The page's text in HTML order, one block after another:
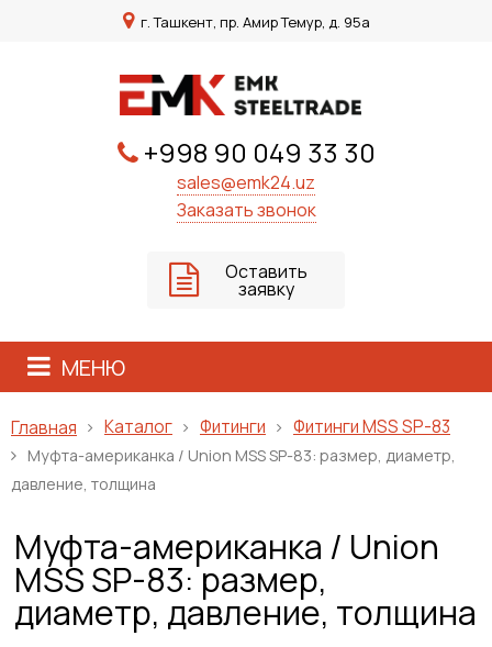
г. Ташкент, пр. Амир Темур, д. 95а
+998 90 049 33 30
sales@emk24.uz
Заказать звонок
Оставить
заявку
МЕНЮ
Главная Каталог Фитинги Фитинги MSS SP-83
Муфта-американка / Union MSS SP-83: размер, диаметр,
давление, толщина
Муфта-американка / Union
MSS SP-83: размер,
диаметр, давление, толщина